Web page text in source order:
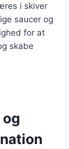
i skiver
saucer og
for at
skabe